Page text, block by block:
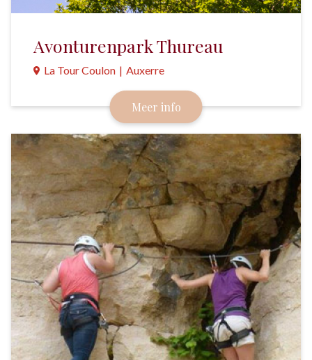
Avonturenpark Thureau
La Tour Coulon | Auxerre
Van bovenaf is alles mooier en spannender in dit
avonturenpark bij Auxerre met 9 parcoursen.
Meer info